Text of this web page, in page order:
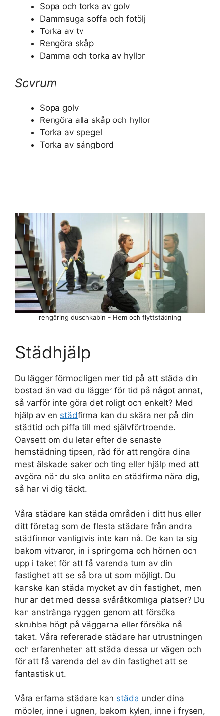
Sopa och torka av golv
Dammsuga soffa och fotölj
Torka av tv
Rengöra skåp
Damma och torka av hyllor
Sovrum
Sopa golv
Rengöra alla skåp och hyllor
Torka av spegel
Torka av sängbord
Städhjälp
Du lägger förmodligen mer tid på att städa din
bostad än vad du lägger för tid på något annat,
så varför inte göra det roligt och enkelt? Med
hjälp av en städfirma kan du skära ner på din
städtid och piffa till med självförtroende.
Oavsett om du letar efter de senaste
hemstädning tipsen, råd för att rengöra dina
mest älskade saker och ting eller hjälp med att
avgöra när du ska anlita en städfirma nära dig,
så har vi dig täckt.
Våra städare kan städa områden i ditt hus eller
ditt företag som de flesta städare från andra
städfirmor vanligtvis inte kan nå. De kan ta sig
bakom vitvaror, in i springorna och hörnen och
upp i taket för att få varenda tum av din
fastighet att se så bra ut som möjligt. Du
kanske kan städa mycket av din fastighet, men
hur är det med dessa svåråtkomliga platser? Du
kan anstränga ryggen genom att försöka
skrubba högt på väggarna eller försöka nå
taket. Våra refererade städare har utrustningen
och erfarenheten att städa dessa ur vägen och
för att få varenda del av din fastighet att se
fantastisk ut.
Våra erfarna städare kan städa under dina
möbler, inne i ugnen, bakom kylen, inne i frysen,
rengöring duschkabin – Hem och flyttstädning